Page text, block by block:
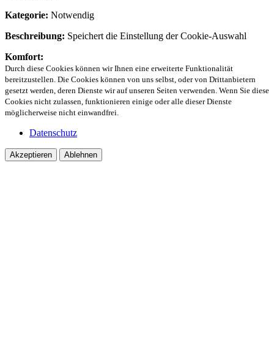
Kategorie: Notwendig
Beschreibung: Speichert die Einstellung der Cookie-Auswahl
Komfort:
Durch diese Cookies können wir Ihnen eine erweiterte Funktionalität
bereitzustellen. Die Cookies können von uns selbst, oder von Drittanbietern
gesetzt werden, deren Dienste wir auf unseren Seiten verwenden. Wenn Sie diese
Cookies nicht zulassen, funktionieren einige oder alle dieser Dienste
möglicherweise nicht einwandfrei.
Datenschutz
Akzeptieren Ablehnen